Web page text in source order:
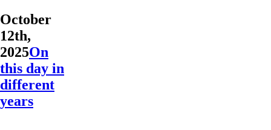
October
12th,
2025On
this day in
different
years